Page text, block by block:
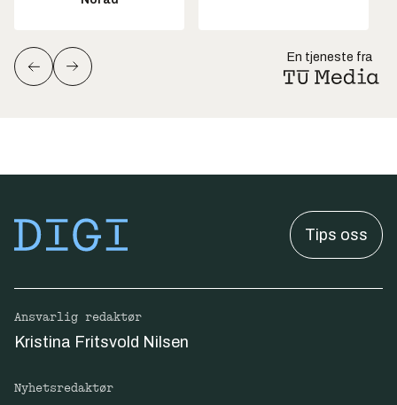
En tjeneste fra
Tips oss
Ansvarlig redaktør
Kristina Fritsvold Nilsen
Nyhetsredaktør